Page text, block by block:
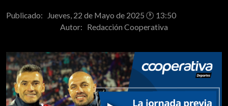
Publicado: Jueves, 22 de Mayo de 2025 🕐 13:50
Autor: Redacción Cooperativa